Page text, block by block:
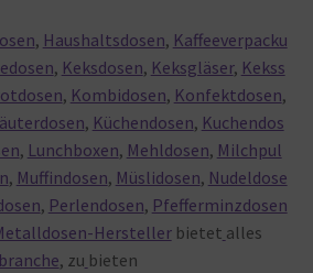
, Haushaltsdosen, Kaffeeverpacku
, Keksdosen, Keksgläser, Kekss
, Kombidosen, Konfektdosen,
, Küchendosen, Kuchendos
, Lunchboxen, Mehldosen, Milchpul
, Muffindosen, Müslidosen, Nudeldose
, Perlendosen, Pfefferminzdosen
Herstellerbietet alles
, zu bieten